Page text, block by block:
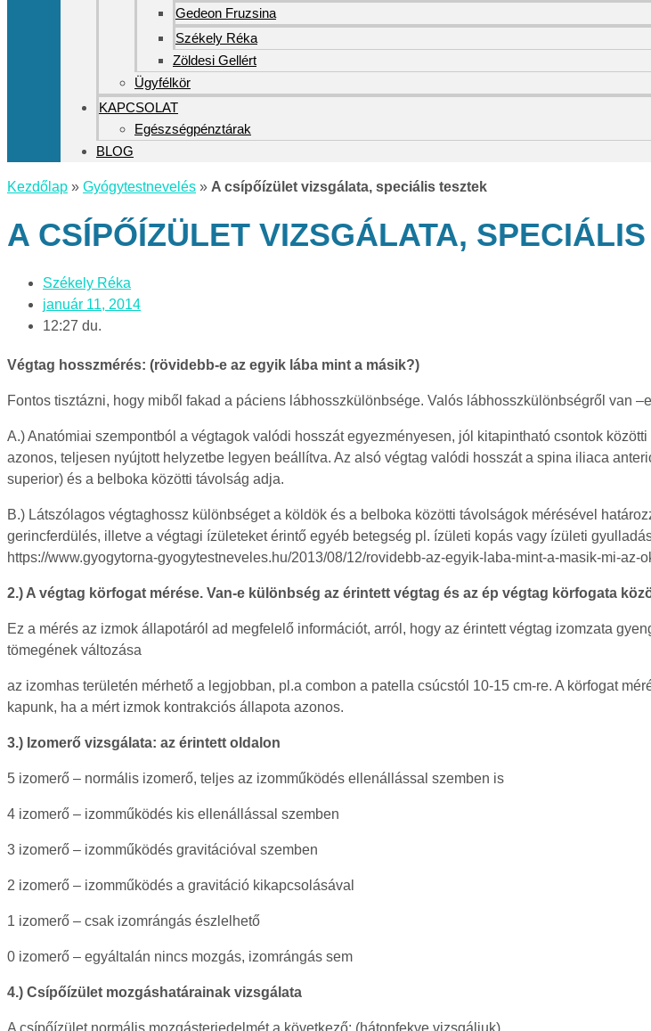
Gedeon Fruzsina
Székely Réka
Zöldesi Gellért
Ügyfélkör
KAPCSOLAT
Egészségpénztárak
BLOG
Kezdőlap » Gyógytestnevelés » A csípőízület vizsgálata, speciális tesztek
A CSÍPŐÍZÜLET VIZSGÁLATA,
Székely Réka
január 11, 2014
12:27 du.
Végtag hosszmérés: (rövidebb-e az egyik lába mint a másik?)
Fontos tisztázni, hogy miből fakad a páciens lábhosszkülönbsége. Valós lábhosszkülönbségről van
A.) Anatómiai szempontból a végtagok valódi hosszát egyezményesen, jól kitapintható csontok
azonos, teljesen nyújtott helyzetbe legyen beállítva. Az alsó végtag valódi hosszát a spina iliaca
superior) és a belboka közötti távolság adja.
B.) Látszólagos végtaghossz különbséget a köldök és a belboka közötti távolságok mérésével
gerincferdülés, illetve a végtagi ízületeket érintő egyéb betegség pl. ízületi kopás vagy ízületi
https://www.gyogytorna-gyogytestneveles.hu/2013/08/12/rovidebb-az-egyik-laba-mint-a-masik-mi-az-
2.) A végtag körfogat mérése. Van-e különbség az érintett végtag és az ép végtag körfogata
Ez a mérés az izmok állapotáról ad megfelelő információt, arról, hogy az érintett végtag izomzata
tömegének változása
az izomhas területén mérhető a legjobban, pl.a combon a patella csúcstól 10-15 cm-re. A körfogat
kapunk, ha a mért izmok kontrakciós állapota azonos.
3.) Izomerő vizsgálata: az érintett oldalon
5 izomerő – normális izomerő, teljes az izomműködés ellenállással szemben is
4 izomerő – izomműködés kis ellenállással szemben
3 izomerő – izomműködés gravitációval szemben
2 izomerő – izomműködés a gravitáció kikapcsolásával
1 izomerő – csak izomrángás észlelhető
0 izomerő – egyáltalán nincs mozgás, izomrángás sem
4.) Csípőízület mozgáshatárainak vizsgálata
A csípőízület normális mozgásterjedelmét a következő: (hátonfekve vizsgáljuk)